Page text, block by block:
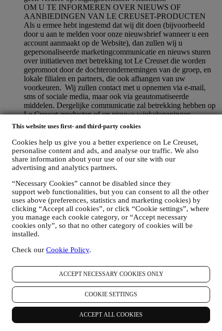
This website uses first- and third-party cookies
Cookies help us give you a better experience on Le Creuset,
personalise content and ads, and analyse our traffic. We also
share information about your use of our site with our
advertising and analytics partners.
“Necessary Cookies” cannot be disabled since they
support web functionalities, but you can consent to all the other
uses above (preferences, statistics and marketing cookies) by
clicking “Accept all cookies”, or click “Cookie settings”, where
you manage each cookie category, or “Accept necessary
cookies only”, so that no other category of cookies will be
installed.
Check our Cookie Policy.
ACCEPT NECESSARY COOKIES ONLY
COOKIE SETTINGS
ACCEPT ALL COOKIES
OM U TE INFORMEREN OVER NIEUWS OF
AANBIEDINGEN VAN LE CREUSET-PRODUCTEN
Als u ermee hebt ingestemd dat wij dit doen (bijvoorbeeld
door u aan te melden voor onze nieuwsbrief wanneer u een
account aanmaakt op de Website), dan zullen wij u
gepersonaliseerde marketingcommunicatie en nieuws sturen
over initiatieven met betrekking tot Le Creuset die worden
gepromoot door de dochterondernemingen van de groep, en
lokale filialen en partners, die ook afhangen van uw
voorkeuren. Wij zullen contact met u opnemen via e-mail,
sms of sociale media, maar ook via geautomatiseerde
middelen. Dergelijke communicatie zal betrekking hebben op
Le Creuset-producten of op nieuwe winkelopeningen,
exclusieve evenementen, wedstrijden, enquêtes, demonstraties
die worden georganiseerd door Le Creuset of speciale
aanbiedingen die u misschien leuk vindt. Deze communicatie
kan voor u worden geselecteerd of op maat worden gemaakt
op basis van de gegevens die we over u hebben, zoals uw
locatie of uw aankoopgeschiedenis of uw voorkeuren voor
interesses beter te begrijpen. Dit stelt ons in staat om onze
communicatie te personaliseren om deze relevanter en
interessanter te maken. Er zullen geen andere gevolgen zijn.
Wij verzamelen ook statistieken over het openen van e-mail
en klikgedrag met behulp van de in de sector gangbare
technologieën om ons te helpen onze nieuwsbrieven te
volgen. Deze verwerking is gebaseerd op uw toestemming
om gepersonaliseerde marketingcommunicatie van ons te
uitgeoefend op de plaatsen waar persoonsgegevens worden
verzameld door het juiste selectievakje aan te vinken of, als u
een Le Creuset-account heeft, via het Mijn account-gedeelte
Afmelden: U kunt het ontvangen van onze
marketingcommunicatie of updates te allen tijde kosteloos
stopzetten via de methoden die bij de communicatie worden
weergegeven (om u bijvoorbeeld af te melden voor de